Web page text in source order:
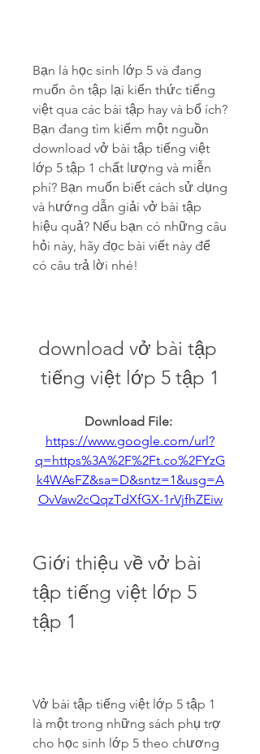
Bạn là học sinh lớp 5 và đang
muốn ôn tập lại kiến thức tiếng
việt qua các bài tập hay và bổ ích?
Bạn đang tìm kiếm một nguồn
download vở bài tập tiếng việt
lớp 5 tập 1 chất lượng và miễn
phí? Bạn muốn biết cách sử dụng
và hướng dẫn giải vở bài tập
hiệu quả? Nếu bạn có những câu
hỏi này, hãy đọc bài viết này để
có câu trả lời nhé!
download vở bài tập
tiếng việt lớp 5 tập 1
https://www.google.com/url?
q=https%3A%2F%2Ft.co%2FYzG
k4WAsFZ&sa=D&sntz=1&usg=A
OvVaw2cQqzTdXfGX-1rVjfhZEiw
Giới thiệu về vở bài
tập tiếng việt lớp 5
tập 1
Vở bài tập tiếng việt lớp 5 tập 1
là một trong những sách phụ trợ
cho học sinh lớp 5 theo chương